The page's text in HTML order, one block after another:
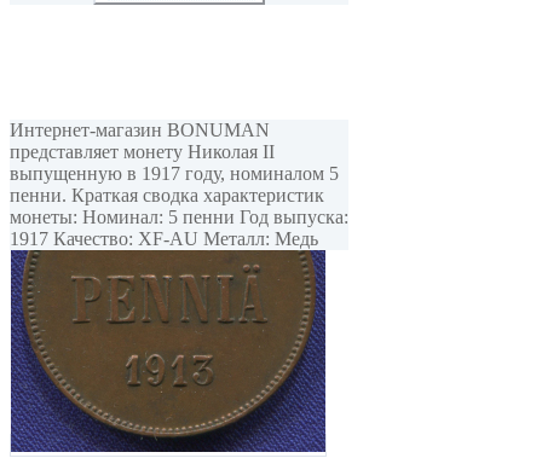
Интернет-магазин BONUMAN
представляет монету Николая II
выпущенную в 1917 году, номиналом 5
пенни. Краткая сводка характеристик
монеты: Номинал: 5 пенни Год выпуска:
1917 Качество: XF-AU Металл: Медь